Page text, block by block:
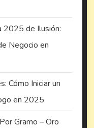
2025 de Ilusión:
Negocio en
Cómo Iniciar un
en 2025
Gramo – Oro